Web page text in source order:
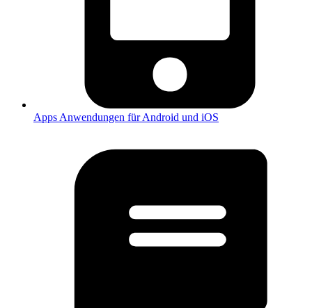
Apps Anwendungen für Android und iOS